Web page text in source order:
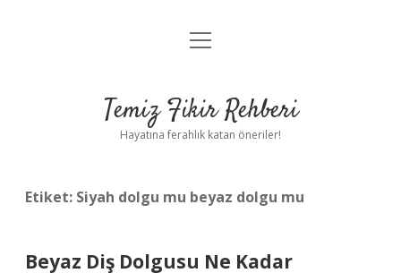
Anasayfa
Yasal Uyarı
menüyü
Temiz Fikir Rehberi
Hayatına ferahlık katan öneriler!
Etiket: Siyah dolgu mu beyaz dolgu mu
Beyaz Diş Dolgusu Ne Kadar